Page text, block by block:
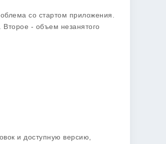
со стартом приложения.
- объем незанятого
и доступную версию,